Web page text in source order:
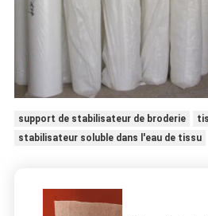
support de stabilisateur de broderie
stabilisateur soluble dans l'eau de tissu